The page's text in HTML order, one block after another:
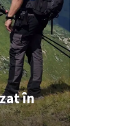
în